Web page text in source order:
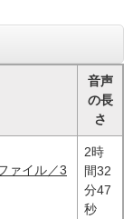
音声
の長
さ
ァイル／3
2時
間32
分47
秒